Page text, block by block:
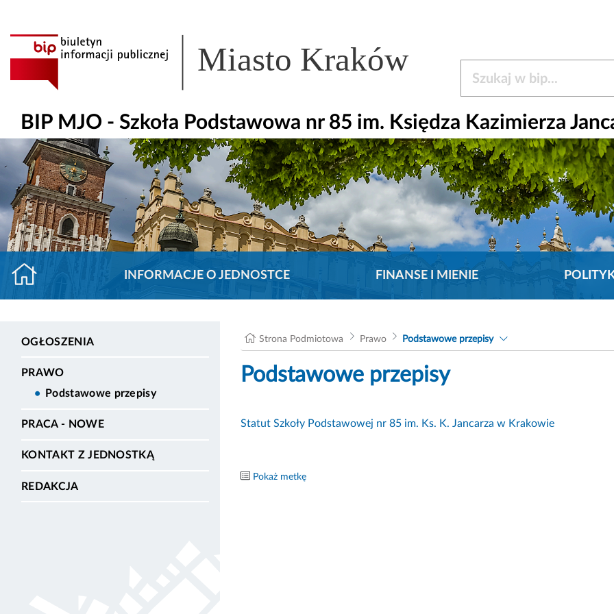
Miasto Kraków
BIP MJO - Szkoła Podstawowa nr 85 im. Księdza Kazimierza
INFORMACJE O JEDNOSTCE FINANSE I MIENIE
OGŁOSZENIA
PRAWO
Podstawowe przepisy
PRACA - NOWE
KONTAKT Z JEDNOSTKĄ
REDAKCJA
Strona Podmiotowa Prawo Podstawowe przepisy
Podstawowe przepisy
Statut Szkoły Podstawowej nr 85 im. Ks. K. Jancarza w Krakowie
Pokaż metkę